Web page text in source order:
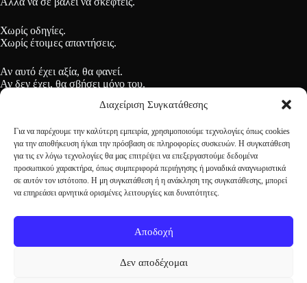
Διαχείριση Συγκατάθεσης
Για να παρέχουμε την καλύτερη εμπειρία, χρησιμοποιούμε τεχνολογίες όπως cookies
για την αποθήκευση ή/και την πρόσβαση σε πληροφορίες συσκευών. Η συγκατάθεση
για τις εν λόγω τεχνολογίες θα μας επιτρέψει να επεξεργαστούμε δεδομένα
προσωπικού χαρακτήρα, όπως συμπεριφορά περιήγησης ή μοναδικά αναγνωριστικά
σε αυτόν τον ιστότοπο. Η μη συγκατάθεση ή η ανάκληση της συγκατάθεσης, μπορεί
να επηρεάσει αρνητικά ορισμένες λειτουργίες και δυνατότητες.
Αποδοχή
Δεν αποδέχομαι
Χωρίς οδηγίες.
Χωρίς έτοιμες απαντήσεις.
Αν αυτό έχει αξία, θα φανεί.
Αν δεν έχει, θα σβήσει μόνο του.
The views expressed on christoskoutsis.com are not static.
Thought evolves and the creator reserves the right to